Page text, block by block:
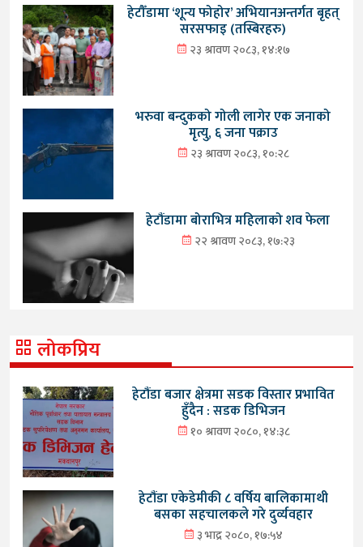
हेटौँडामा ‘शून्य फोहोर’ अभियानअन्तर्गत बृहत्
सरसफाइ (तस्बिरहरु)
२३ श्रावण २०८३, १४:१७
भरुवा बन्दुकको गोली लागेर एक जनाको
मृत्यु, ६ जना पक्राउ
२३ श्रावण २०८३, १०:२८
हेटौंडामा बोराभित्र महिलाको शव फेला
२२ श्रावण २०८३, १७:२३
लोकप्रिय
हेटौंडा बजार क्षेत्रमा सडक विस्तार प्रभावित
हुँदैन : सडक डिभिजन
१० श्रावण २०८०, १४:३८
हेटौंडा एकेडेमीकी ८ वर्षिय बालिकामाथी
बसका सहचालकले गरे दुर्व्यवहार
३ भाद्र २०८०, १७:५४